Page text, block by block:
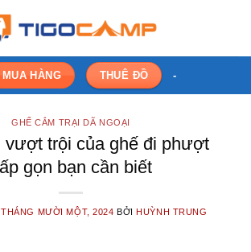
MUA HÀNG THUÊ ĐỒ -
GHẾ CẮM TRẠI DÃ NGOẠI
vượt trội của ghế đi phượt
gọn bạn cần biết
MƯỜI MỘT, 2024 BỞIHUỲNH TRUNG